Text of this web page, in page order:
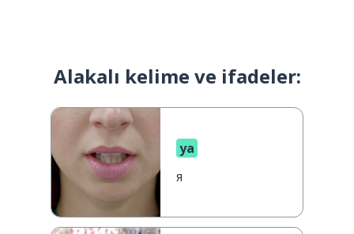
Alakalı kelime ve ifadeler:
ya
я